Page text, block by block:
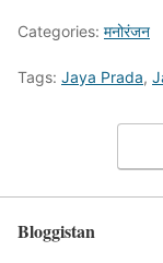
Categories: मनोरंजन
Tags: Jaya Prada,
Bloggistan